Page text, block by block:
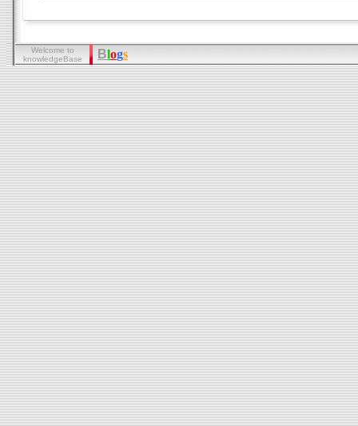
Welcome to
knowledgeBase
Blogs